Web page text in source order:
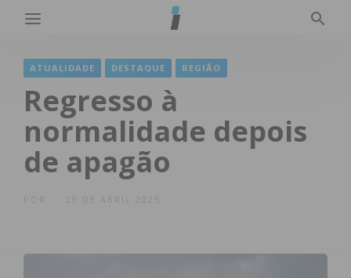
ATUALIDADE DESTAQUE REGIÃO
Regresso à
normalidade depois
de apagão
29 DE ABRIL 2025